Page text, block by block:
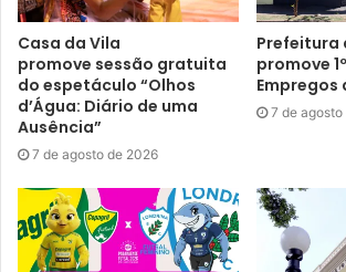
Foto: Divulgação
Casa da Vila
promove sessão gratuita
do espetáculo “Olhos
d’Água: Diário de uma
Ausência”
7 de agosto de 2026
Prefeitura
promove
Empregos
7 de